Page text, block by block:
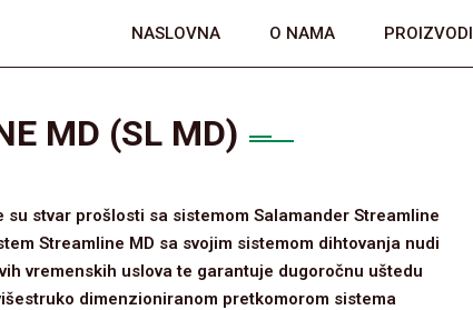
NASLOVNA O NAMA PROIZVODI
MD (SL MD)
stvar prošlosti sa sistemom Salamander Streamline
Streamline MD sa svojim sistemom dihtovanja nudi
vremenskih uslova te garantuje dugoročnu uštedu
dimenzioniranom pretkomorom sistema